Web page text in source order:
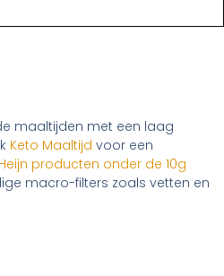
maaltijden met een laag
Keto Maaltijd voor een
producten onder de 10g
macro-filters zoals vetten en